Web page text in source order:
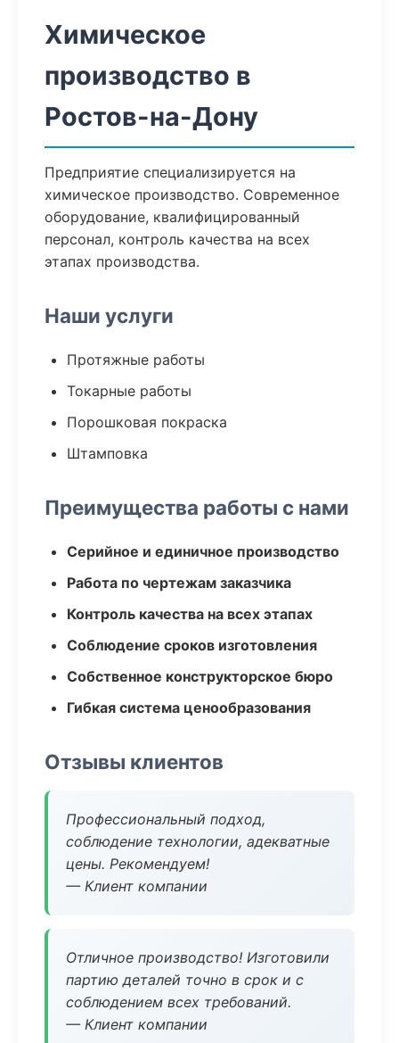
Химическое
производство в
Ростов-на-Дону
Предприятие специализируется на
химическое производство. Современное
оборудование, квалифицированный
персонал, контроль качества на всех
этапах производства.
Наши услуги
Протяжные работы
Токарные работы
Порошковая покраска
Штамповка
Преимущества работы с нами
Серийное и единичное производство
Работа по чертежам заказчика
Контроль качества на всех этапах
Соблюдение сроков изготовления
Собственное конструкторское бюро
Гибкая система ценообразования
Отзывы клиентов
Профессиональный подход,
соблюдение технологии, адекватные
цены. Рекомендуем!
— Клиент компании
Отличное производство! Изготовили
партию деталей точно в срок и с
соблюдением всех требований.
— Клиент компании